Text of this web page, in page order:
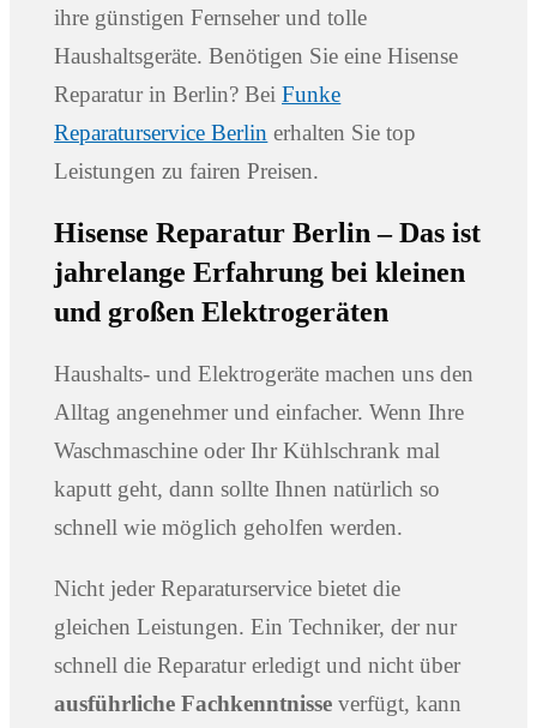
ihre günstigen Fernseher und tolle
Haushaltsgeräte. Benötigen Sie eine Hisense
Reparatur in Berlin? BeiFunke
Reparaturservice Berlin erhalten Sie top
Leistungen zu fairen Preisen.
Hisense Reparatur Berlin – Das ist
jahrelange Erfahrung bei kleinen
und großen Elektrogeräten
Haushalts- und Elektrogeräte machen uns den
Alltag angenehmer und einfacher. Wenn Ihre
Waschmaschine oder Ihr Kühlschrank mal
kaputt geht, dann sollte Ihnen natürlich so
schnell wie möglich geholfen werden.
Nicht jeder Reparaturservice bietet die
gleichen Leistungen. Ein Techniker, der nur
schnell die Reparatur erledigt und nicht über
ausführliche Fachkenntnisse verfügt, kann